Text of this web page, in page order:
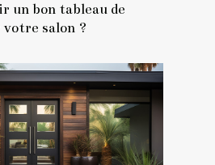
un bon tableau de
salon ?